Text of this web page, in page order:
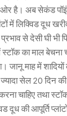
ओर है। अब सेकंड
में लिक्विड दूध
से देसी घी भी
का माल बेचना
जानू माह में
सेल 20 दिन
चाहिए तथा
दूध की आपूर्ति